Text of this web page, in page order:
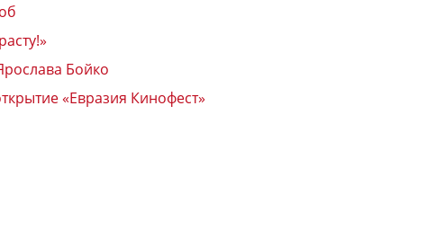
Бойко
«Евразия Кинофест»